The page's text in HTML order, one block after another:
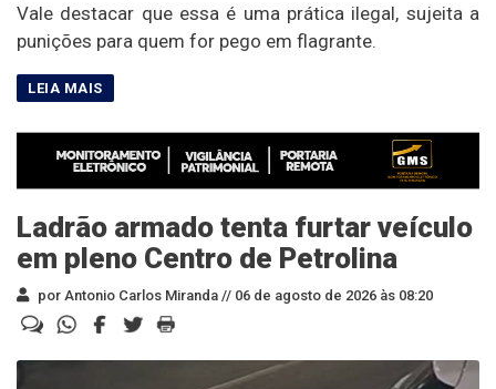
Vale destacar que essa é uma prática ilegal, sujeita a
punições para quem for pego em flagrante.
Ladrão armado tenta furtar veículo
em pleno Centro de Petrolina
por Antonio Carlos Miranda // 06 de agosto de 2026 às 08:20